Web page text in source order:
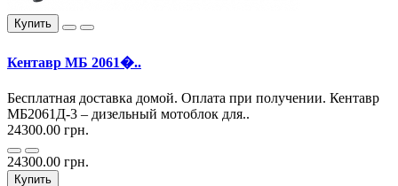
Купить
Кентавр МБ 2061�..
Бесплатная доставка домой. Оплата при получении. Кентавр
МБ2061Д-3 – дизельный мотоблок для..
24300.00 грн.
24300.00 грн.
Купить